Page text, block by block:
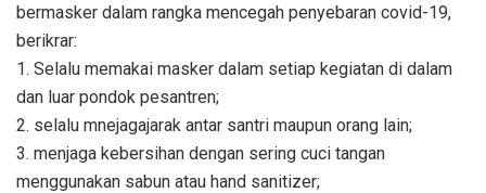
bermasker dalam rangka mencegah penyebaran covid-19,
berikrar:
1. Selalu memakai masker dalam setiap kegiatan di dalam
dan luar pondok pesantren;
2. selalu mnejagajarak antar santri maupun orang lain;
3. menjaga kebersihan dengan sering cuci tangan
menggunakan sabun atau hand sanitizer;